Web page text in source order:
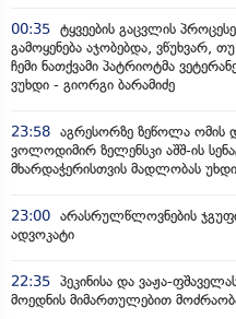
00:35 ტყვეების გაცვლის
გამოყენება აჯობებდა, ვწუხვარ,
ჩემი ნათქვამი პატრიოტმა
ვუხდი - გიორგი ბარამიძე
23:58 აგრესორზე ზეწოლა ომის
ვოლოდიმირ ზელენსკი აშშ-ის
მხარდაჭერისთვის მადლობას
23:00 არასრულწლოვნების
ადვოკატი
22:35 პეკინისა და ვაჟა-
მოედნის მიმართულებით